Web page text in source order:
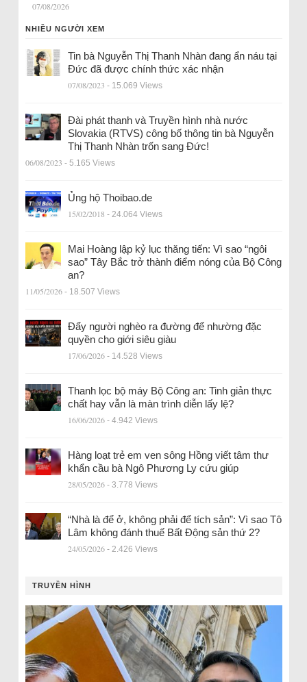
07/08/2026
NHIỀU NGƯỜI XEM
Tin bà Nguyễn Thị Thanh Nhàn đang ẩn náu tại
Đức đã được chính thức xác nhận
07/08/2023 - 15.069 Views
Đài phát thanh và Truyền hình nhà nước
Slovakia (RTVS) công bố thông tin bà Nguyễn
Thị Thanh Nhàn trốn sang Đức!
06/08/2023 - 5.165 Views
Ủng hộ Thoibao.de
15/02/2018 - 24.064 Views
Mai Hoàng lập kỷ lục thăng tiến: Vì sao “ngôi
sao” Tây Bắc trở thành điểm nóng của Bộ Công
an?
11/05/2026 - 18.507 Views
Đẩy người nghèo ra đường để nhường đặc
quyền cho giới siêu giàu
17/06/2026 - 14.528 Views
Thanh lọc bộ máy Bộ Công an: Tinh giản thực
chất hay vẫn là màn trình diễn lấy lệ?
16/06/2026 - 4.942 Views
Hàng loạt trẻ em ven sông Hồng viết tâm thư
khẩn cầu bà Ngô Phương Ly cứu giúp
28/05/2026 - 3.778 Views
“Nhà là để ở, không phải để tích sản”: Vì sao Tô
Lâm không đánh thuế Bất Động sản thứ 2?
24/05/2026 - 2.426 Views
TRUYỀN HÌNH